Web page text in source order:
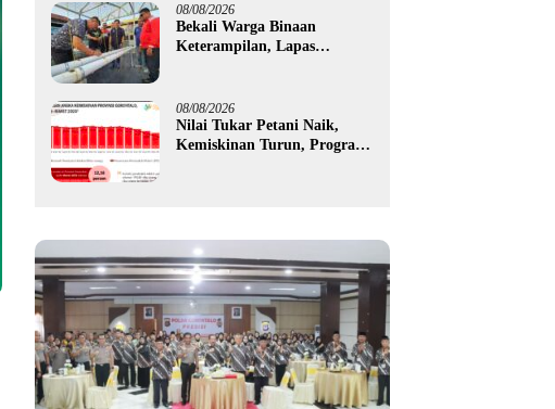
08/08/2026
Bekali Warga Binaan
Keterampilan, Lapas
08/08/2026
Nilai Tukar Petani Naik,
Kemiskinan Turun, Program